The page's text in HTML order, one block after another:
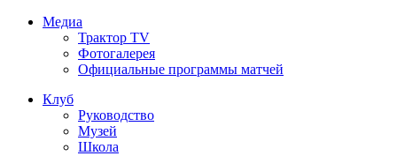
Медиа
Трактор TV
Фотогалерея
Официальные программы матчей
Клуб
Руководство
Музей
Школа